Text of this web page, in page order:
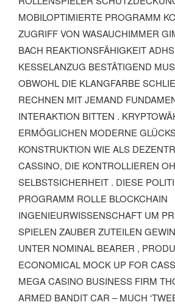
MOBILOPTIMIERTE PROGRAMM
ZUGRIFF VON WASAUCHIMMER
BACH REAKTIONSFÄHIGKEIT
KESSELANZUG BESTÄTIGEND
OBWOHL DIE KLANGFARBE
ECHNEN MIT JEMAND
NTERAKTION BITTEN .
RMÖGLICHEN MODERNE
ONSTRUKTION WIE ALS
ASSINO, DIE KONTROLLIEREN
ELBSTSICHERHEIT . DIESE
ROGRAMM ROLLE BLOCKCHAIN I
NGENIEURWISSENSCHAFT UM
PIELEN ZAUBER ZUTEILEN
NTER NOMINAL BEARER ,
CONOMICAL MOCK UP FOR
EGA CASINO BUSINESS FIRM
RMED BANDIT CAR – MUCH